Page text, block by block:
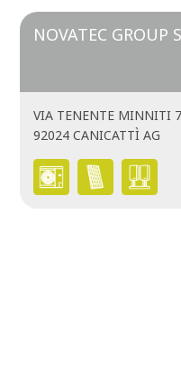
NOVATEC GROUP
VIA TENENTE MINNITI 7
92024 CANICATTÌ AG